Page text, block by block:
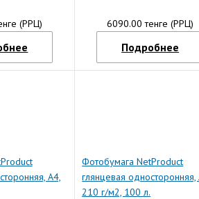
(РРЦ) 6090.00 тенге (РРЦ)
Подробнее
A4,
Фотобумага NetProduct
глянцевая односторонняя,
210 г/м2, 100 л.